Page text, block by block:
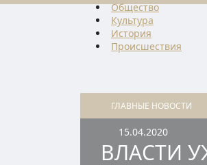
Общество
Культура
История
Проиcшествия
ГЛАВНЫЕ НОВОСТИ
15.04.2020
ВЛАСТИ